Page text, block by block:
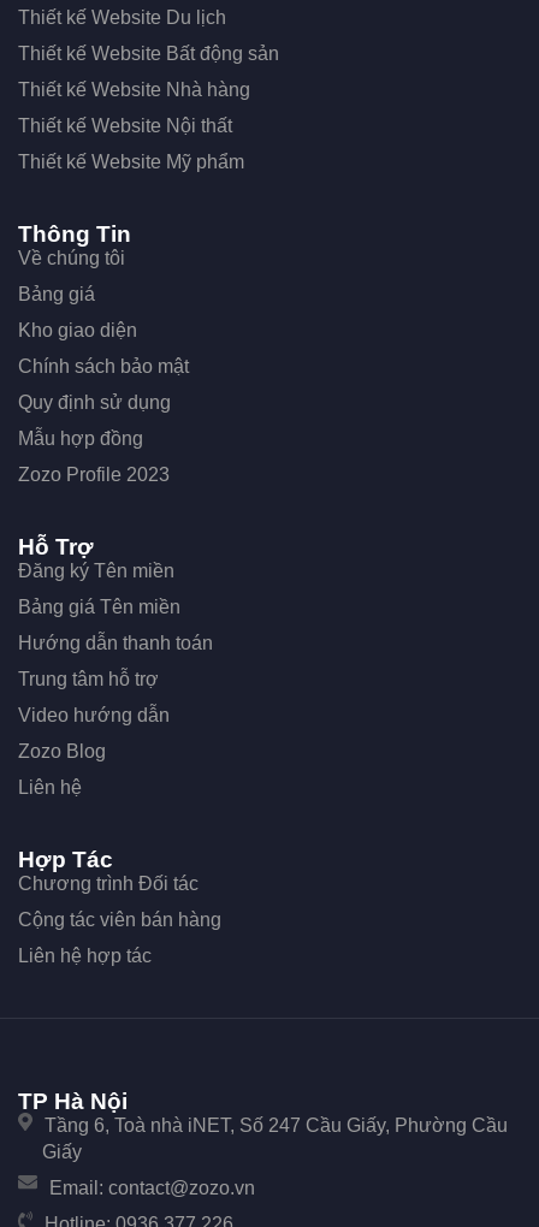
Thiết kế Website Du lịch
Thiết kế Website Bất động sản
Thiết kế Website Nhà hàng
Thiết kế Website Nội thất
Thiết kế Website Mỹ phẩm
Thông Tin
Về chúng tôi
Bảng giá
Kho giao diện
Chính sách bảo mật
Quy định sử dụng
Mẫu hợp đồng
Zozo Profile 2023
Hỗ Trợ
Đăng ký Tên miền
Bảng giá Tên miền
Hướng dẫn thanh toán
Trung tâm hỗ trợ
Video hướng dẫn
Zozo Blog
Liên hệ
Hợp Tác
Chương trình Đối tác
Cộng tác viên bán hàng
Liên hệ hợp tác
TP Hà Nội
Tầng 6, Toà nhà iNET, Số 247 Cầu Giấy, Phường Cầu
Giấy
Email: contact@zozo.vn